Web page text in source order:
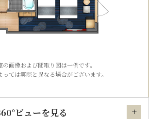
画像および間取り図は一例です。
っては実際と異なる場合がございます。
ビューを見る